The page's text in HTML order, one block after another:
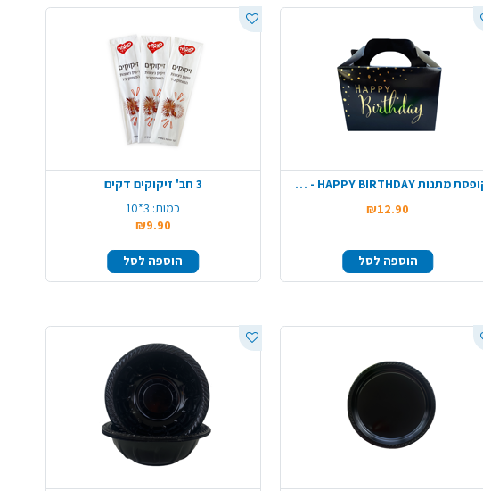
קופסת מתנות HAPPY BIRTHDAY - שחור
₪12.90
הוספה לסל
3 חב' זיקוקים דקים
כמות: 3*10
₪9.90
הוספה לסל